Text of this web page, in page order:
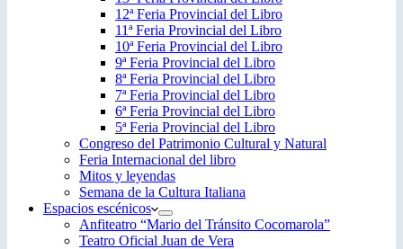
12ª Feria Provincial del Libro
11ª Feria Provincial del Libro
10ª Feria Provincial del Libro
9ª Feria Provincial del Libro
8ª Feria Provincial del Libro
7ª Feria Provincial del Libro
6ª Feria Provincial del Libro
5ª Feria Provincial del Libro
Congreso del Patrimonio Cultural y Natural
Feria Internacional del libro
Mitos y leyendas
Semana de la Cultura Italiana
Espacios escénicos
Anfiteatro “Mario del Tránsito Cocomarola”
Teatro Oficial Juan de Vera